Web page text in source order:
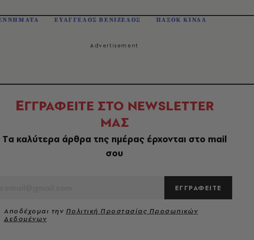
ΕΥΑΓΓΕΛΟΣ ΒΕΝΙΖΕΛΟΣ ΠΑΣΟΚ ΚΙΝΑΛ
ΕΓΓΡΑΦΕΙΤΕ ΣΤΟ NEWSLETTER
ΜΑΣ
Tα καλύτερα άρθρα της ημέρας έρχονται στο mail
σου
ΕΓΓΡΑΦΕΙΤΕ
Αποδέχομαι την Πολιτική Προστασίας Προσωπικών
Δεδομένων